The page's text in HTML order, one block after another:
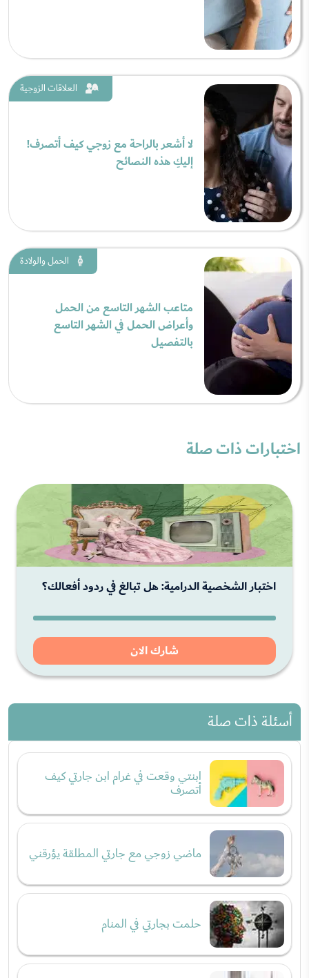
العلاقات الزوجية
لا أشعر بالراحة مع زوجي كيف أتصرف!
إليكِ هذه النصائح
الحمل والولادة
متاعب الشهر التاسع من الحمل
وأعراض الحمل في الشهر التاسع
بالتفصيل
اختبارات ذات صلة
اختبار الشخصية الدرامية: هل تبالغ في ردود أفعالك؟
شارك الان
أسئلة ذات صلة
ابنتي وقعت في غرام ابن جارتي كيف
أتصرف
ماضي زوجي مع جارتي المطلقة يؤرقني
حلمت بجارتي في المنام